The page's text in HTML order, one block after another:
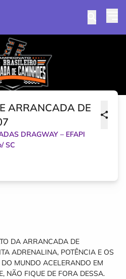
ARRANCADA DE
DRAGWAY – EFAPI
/SC
DA ARRANCADA DE
ADRENALINA, POTÊNCIA E OS
MUNDO ACELERANDO EM
NÃO FIQUE DE FORA DESSA.